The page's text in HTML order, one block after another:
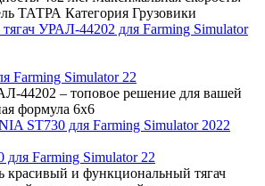
ТАТРА Категория Грузовики
Farming Simulator 22
44202 – топовое решение для вашей
формула 6х6
для Farming Simulator 22
красивый и функциональный тягач